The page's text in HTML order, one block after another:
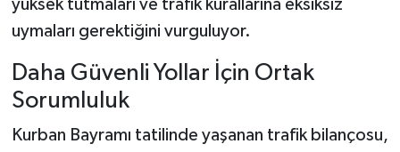
yüksek tutmaları ve trafik kurallarına eksiksiz
uymaları gerektiğini vurguluyor.
Daha Güvenli Yollar İçin Ortak
Sorumluluk
Kurban Bayramı tatilinde yaşanan trafik bilançosu,